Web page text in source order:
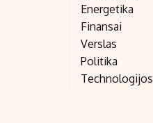
Energetika
Finansai
Verslas
Politika
Technologijos